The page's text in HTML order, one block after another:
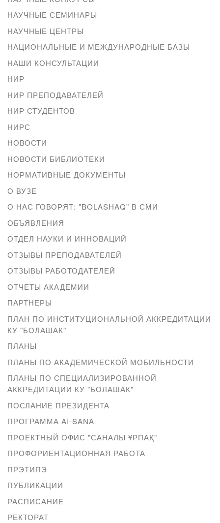
НАУЧНЫЕ СЕМИНАРЫ
НАУЧНЫЕ ЦЕНТРЫ
НАЦИОНАЛЬНЫЕ И МЕЖДУНАРОДНЫЕ БАЗЫ
НАШИ КОНСУЛЬТАЦИИ
НИР
НИР ПРЕПОДАВАТЕЛЕЙ
НИР СТУДЕНТОВ
НИРС
НОВОСТИ
НОВОСТИ БИБЛИОТЕКИ
НОРМАТИВНЫЕ ДОКУМЕНТЫ
О ВУЗЕ
О НАС ГОВОРЯТ: "BOLASHAQ" В СМИ
ОБЪЯВЛЕНИЯ
ОТДЕЛ НАУКИ И ИННОВАЦИЙ
ОТЗЫВЫ ПРЕПОДАВАТЕЛЕЙ
ОТЗЫВЫ РАБОТОДАТЕЛЕЙ
ОТЧЕТЫ АКАДЕМИИ
ПАРТНЕРЫ
ПЛАН ПО ИНСТИТУЦИОНАЛЬНОЙ АККРЕДИТАЦИИ
КУ "БОЛАШАК"
ПЛАНЫ
ПЛАНЫ ПО АКАДЕМИЧЕСКОЙ МОБИЛЬНОСТИ
ПЛАНЫ ПО СПЕЦИАЛИЗИРОВАННОЙ
АККРЕДИТАЦИИ КУ "БОЛАШАК"
ПОСЛАНИЕ ПРЕЗИДЕНТА
ПРОГРАММА AI-SANA
ПРОЕКТНЫЙ ОФИС "САНАЛЫ ҰРПАҚ"
ПРОФОРИЕНТАЦИОННАЯ РАБОТА
ПРЭТИПЭ
ПУБЛИКАЦИИ
РАСПИСАНИЕ
РЕКТОРАТ